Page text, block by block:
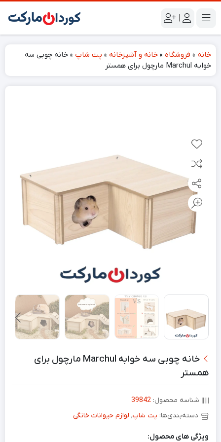
|
خانه » فروشگاه » خانه و آشپزخانه » پت شاپ » خانه چوبی سه
خوابه Marchul مارچول برای همستر
خانه چوبی سه خوابه Marchul مارچول برای
همستر
شناسه محصول: 39842
دسته‌بندی‌ها: پت شاپ, لوازم حیوانات خانگی
ویژگی های محصول: